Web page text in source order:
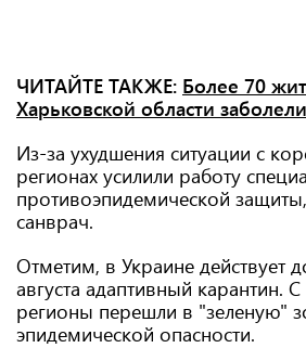
ЧИТАЙТЕ ТАКЖЕ: Более 70
Харьковской области
Из-за ухудшения ситуации с
регионах усилили работу
противоэпидемической
санврач.
Отметим, в Украине действует
августа адаптивный карантин.
регионы перешли в "зеленую"
эпидемической опасности.